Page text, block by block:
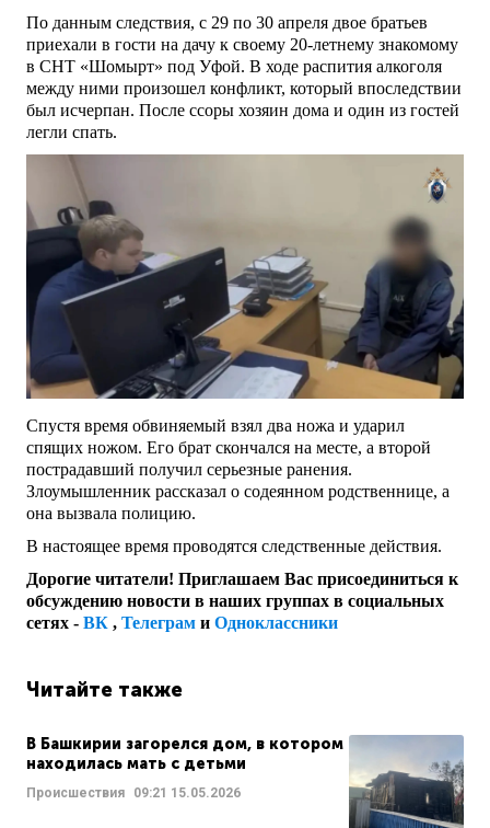
По данным следствия, с 29 по 30 апреля двое братьев
приехали в гости на дачу к своему 20-летнему знакомому
в СНТ «Шомырт» под Уфой. В ходе распития алкоголя
между ними произошел конфликт, который впоследствии
был исчерпан. После ссоры хозяин дома и один из гостей
легли спать.
Спустя время обвиняемый взял два ножа и ударил
спящих ножом. Его брат скончался на месте, а второй
пострадавший получил серьезные ранения.
Злоумышленник рассказал о содеянном родственнице, а
она вызвала полицию.
В настоящее время проводятся следственные действия.
Дорогие читатели! Приглашаем Вас присоединиться к
обсуждению новости в наших группах в социальных
сетях - ВК , Телеграм и Одноклассники
Читайте также
В Башкирии загорелся дом, в котором
находилась мать с детьми
Происшествия 09:21 15.05.2026